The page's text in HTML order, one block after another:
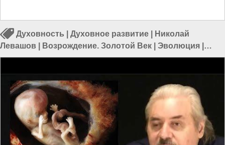
Духовность Духовное развитие
Николай
Левашов
Возрождение. Золотой Век Эволюция
Обучение|Просвещение